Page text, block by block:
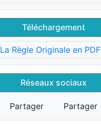
Téléchargement
La Règle Originale en PDF
Réseaux sociaux
Partager Partager